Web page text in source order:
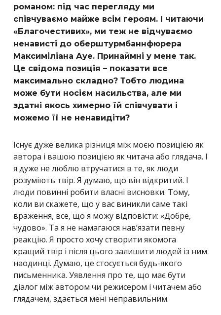
романом: під час перегляду ми
співчуваємо майже всім героям. І читаючи
«Благочестивих», ми теж не відчуваємо
ненависті до оберштурмбаннфюрера
Максиміліана Ауе. Принаймні у мене так.
Це свідома позиція – показати все
максимально складно? Тобто людина
може бути носієм насильства, але ми
здатні якось химерно їй співчувати і
можемо її не ненавидіти?
Існує дуже велика різниця між моєю позицією як
автора і вашою позицією як читача або глядача. І
я дуже не люблю втручатися в те, як люди
розуміють твір. Я думаю, що він відкритий. І
люди повинні робити власні висновки. Тому,
коли ви скажете, що у вас виникли саме такі
враження, все, що я можу відповісти: «Добре,
чудово». Та я не намагаюся нав’язати певну
реакцію. Я просто хочу створити якомога
кращий твір і після цього залишити людей із ним
наодинці. Думаю, це стосується будь-якого
письменника. Уявлення про те, що має бути
діалог між автором чи режисером і читачем або
глядачем, здається мені неправильним.